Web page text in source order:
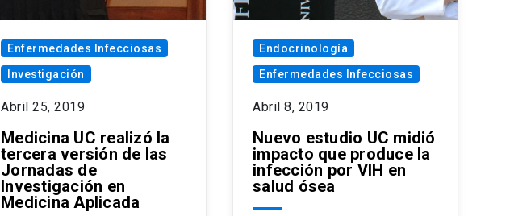
Enfermedades Infecciosas
Investigación
Abril 25, 2019
Medicina UC realizó la
tercera versión de las
Jornadas de
Investigación en
Medicina Aplicada
Endocrinología
Enfermedades Infecciosas
Abril 8, 2019
Nuevo estudio UC midió
impacto que produce la
infección por VIH en
salud ósea